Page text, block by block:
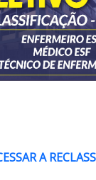
A